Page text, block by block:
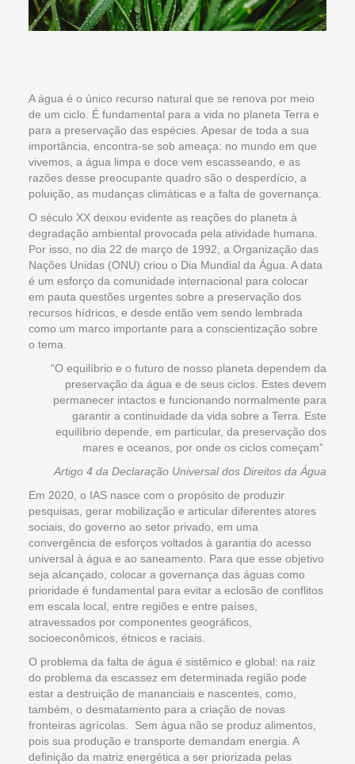
A água é o único recurso natural que se renova por meio
de um ciclo. É fundamental para a vida no planeta Terra e
para a preservação das espécies. Apesar de toda a sua
importância, encontra-se sob ameaça: no mundo em que
vivemos, a água limpa e doce vem escasseando, e as
razões desse preocupante quadro são o desperdício, a
poluição, as mudanças climáticas e a falta de governança.
O século XX deixou evidente as reações do planeta à
degradação ambiental provocada pela atividade humana.
Por isso, no dia 22 de março de 1992, a Organização das
Nações Unidas (ONU) criou o Dia Mundial da Água. A data
é um esforço da comunidade internacional para colocar
em pauta questões urgentes sobre a preservação dos
recursos hídricos, e desde então vem sendo lembrada
como um marco importante para a conscientização sobre
o tema.
“O equilíbrio e o futuro de nosso planeta dependem da
preservação da água e de seus ciclos. Estes devem
permanecer intactos e funcionando normalmente para
garantir a continuidade da vida sobre a Terra. Este
equilíbrio depende, em particular, da preservação dos
mares e oceanos, por onde os ciclos começam”
Artigo 4 da Declaração Universal dos Direitos da Água
Em 2020, o IAS nasce com o propósito de produzir
pesquisas, gerar mobilização e articular diferentes atores
sociais, do governo ao setor privado, em uma
convergência de esforços voltados à garantia do acesso
universal à água e ao saneamento. Para que esse objetivo
seja alcançado, colocar a governança das águas como
prioridade é fundamental para evitar a eclosão de conflitos
em escala local, entre regiões e entre países,
atravessados por componentes geográficos,
socioeconômicos, étnicos e raciais.
O problema da falta de água é sistêmico e global: na raiz
do problema da escassez em determinada região pode
estar a destruição de mananciais e nascentes, como,
também, o desmatamento para a criação de novas
fronteiras agrícolas. Sem água não se produz alimentos,
pois sua produção e transporte demandam energia. A
definição da matriz energética a ser priorizada pelas